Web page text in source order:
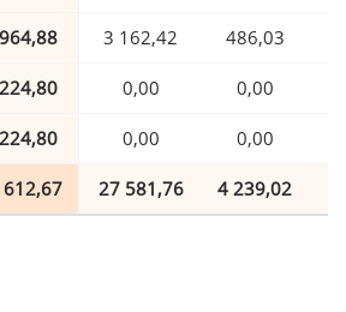
3 162,42 486,03
0,00 0,00
0,00 0,00
27 581,76 4 239,02